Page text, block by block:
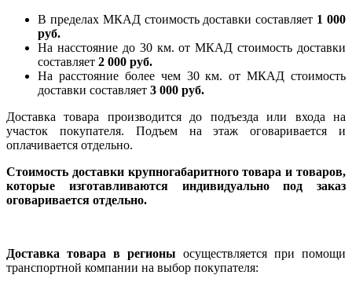
В пределах МКАД стоимость доставки составляет 1 000
руб.
На насcтояние до 30 км. от МКАД стоимость доставки
составляет 2 000 руб.
На расстояние более чем 30 км. от МКАД стоимость
доставки составляет 3 000 руб.
Доставка товара производится до подъезда или входа на
участок покупателя. Подъем на этаж оговаривается и
оплачивается отдельно.
Стоимость доставки крупногабаритного товара и товаров,
которые изготавливаются индивидуально под заказ
оговаривается отдельно.
Доставка товара в регионы осуществляется при помощи
транспортной компании на выбор покупателя: